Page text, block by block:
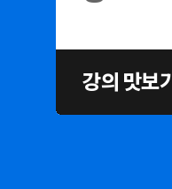
강의 맛보기